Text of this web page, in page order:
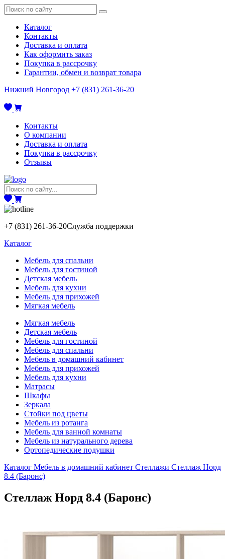
Каталог
Контакты
Доставка и оплата
Как оформить заказ
Покупка в рассрочку
Гарантии, обмен и возврат товара
Нижний Новгород +7 (831) 261-36-20
Контакты
О компании
Доставка и оплата
Покупка в рассрочку
Отзывы
+7 (831) 261-36-20Служба поддержки
Каталог
Мебель для спальни
Мебель для гостиной
Детская мебель
Мебель для кухни
Мебель для прихожей
Мягкая мебель
Мягкая мебель
Детская мебель
Мебель для гостиной
Мебель для спальни
Мебель в домашний кабинет
Мебель для прихожей
Мебель для кухни
Матрасы
Шкафы
Зеркала
Стойки под цветы
Мебель из ротанга
Мебель для ванной комнаты
Мебель из натурального дерева
Ортопедические подушки
Каталог Мебель в домашний кабинет Стеллажи Стеллаж Норд
8.4 (Баронс)
Стеллаж Норд 8.4 (Баронс)